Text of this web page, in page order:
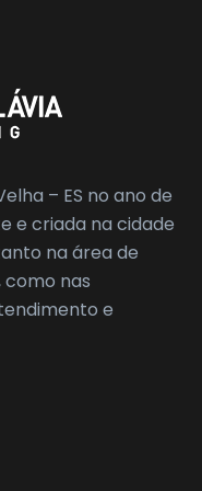
– ES no ano de
e criada na cidade
na área de
nas
e